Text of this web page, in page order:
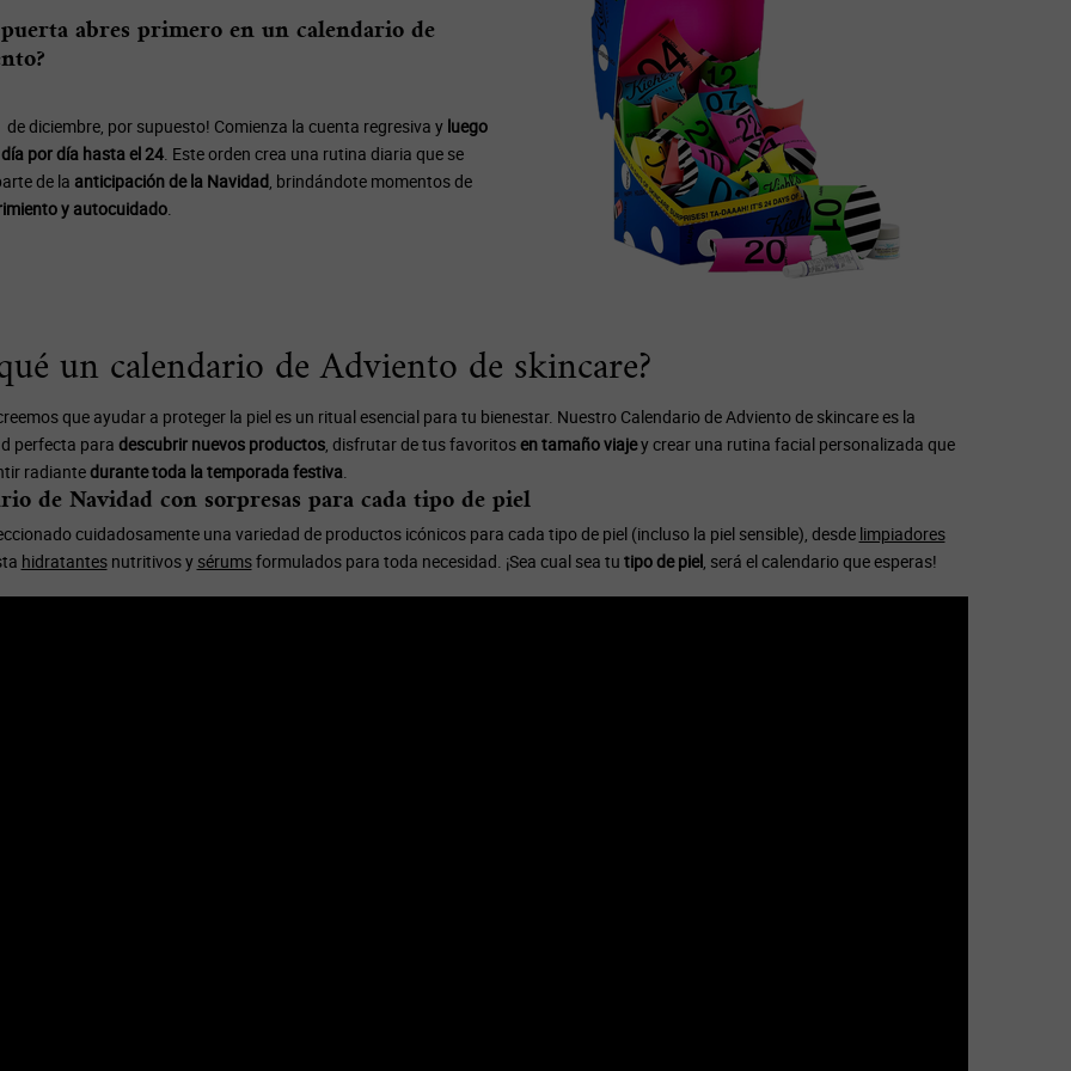
puerta abres primero en un calendario de
de diciembre, por supuesto! Comienza la cuenta regresiva y luego
por día hasta el 24. Este orden crea una rutina diaria que se
de la anticipación de la Navidad, brindándote momentos de
y autocuidado.
un calendario de Adviento de skincare?
que ayudar a proteger la piel es un ritual esencial para tu bienestar. Nuestro Calendario de Adviento de skincare es la
perfecta para descubrir nuevos productos, disfrutar de tus favoritosen tamaño viajey crear una rutina facial personalizada que
radiantedurante toda la temporada festiva.
de Navidad con sorpresas para cada tipo de piel
cuidadosamente una variedad de productos icónicos para cada tipo de piel (incluso la piel sensible), desde limpiadores
hidratantesnutritivos y sérumsformulados para toda necesidad. ¡Sea cual sea tu tipo de piel, será el calendario que esperas!